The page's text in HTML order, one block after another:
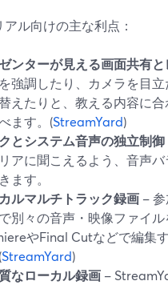
ル向けの主な利点：
ンターが見える画面共有
強調したり、カメラを目
えたりと、教える内容に合
ます。(StreamYard)
とシステム音声の独立制御
アに聞こえるよう、音声
ます。
ルマルチトラック録画 –
別々の音声・映像ファイ
やFinal Cutなどで編集
StreamYard)
なローカル録画 –